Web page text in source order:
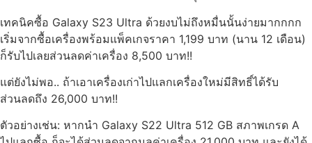
เทคนิคซื้อ Galaxy S23 Ultra ด้วยงบไม่ถึงหมื่นนั้นง่ายมากกกก
เริ่มจากซื้อเครื่องพร้อมแพ็คเกจราคา 1,199 บาท (นาน 12 เดือน)
ก็รับไปเลยส่วนลดค่าเครื่อง 8,500 บาท!!
แต่ยังไม่พอ.. ถ้าเอาเครื่องเก่าไปแลกเครื่องใหม่มีสิทธิ์ได้รับ
ส่วนลดถึง 26,000 บาท!!
ตัวอย่างเช่น: หากนำ Galaxy S22 Ultra 512 GB สภาพเกรด A